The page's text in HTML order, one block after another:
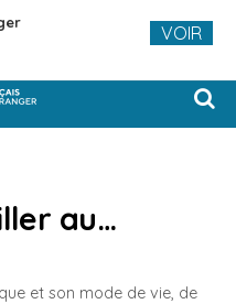
au…
et son mode de vie, de
VOIR